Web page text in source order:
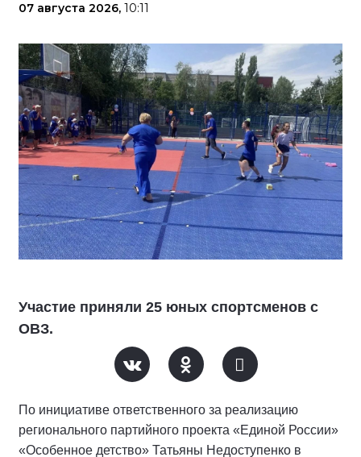
07 августа 2026, 10:11
Участие приняли 25 юных спортсменов с
ОВЗ.
По инициативе ответственного за реализацию
регионального партийного проекта «Единой России»
«Особенное детство» Татьяны Недоступенко в